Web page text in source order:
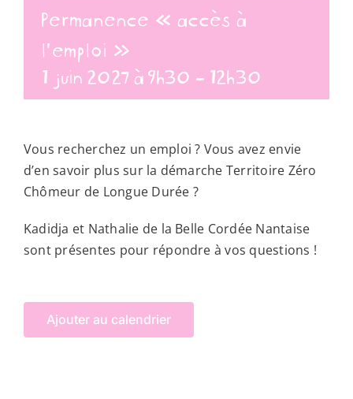
Permanence « accès à
l’emploi »
1 juin 2027 à 9h30 - 12h30
Vous recherchez un emploi ? Vous avez envie
d’en savoir plus sur la démarche Territoire Zéro
Chômeur de Longue Durée ?
Kadidja et Nathalie de la Belle Cordée Nantaise
sont présentes pour répondre à vos questions !
Ajouter au calendrier